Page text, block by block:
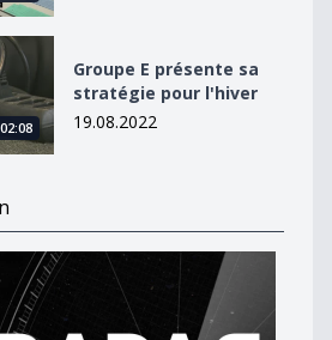
sa stratégie pour l&#039;hiver
Groupe E présente sa
stratégie pour l'hiver
19.08.2022